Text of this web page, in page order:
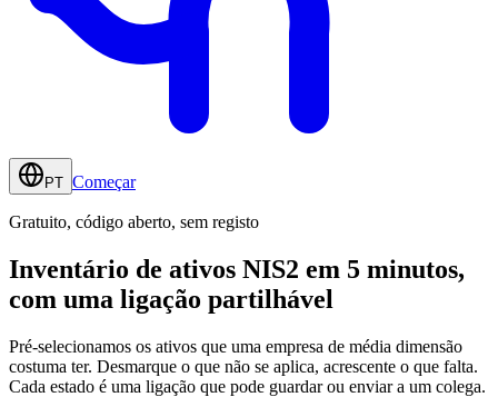
PT Começar
Gratuito, código aberto, sem registo
Inventário de ativos NIS2 em 5 minutos,
com uma ligação partilhável
Pré-selecionamos os ativos que uma empresa de média dimensão
costuma ter. Desmarque o que não se aplica, acrescente o que falta.
Cada estado é uma ligação que pode guardar ou enviar a um colega.